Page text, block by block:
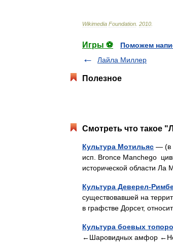
Wikimedia Foundation 2010
Игры ⚽
Поможем
Лайла Миллер
Полезное
Смотреть что такое
Культура Мотильяс — (в
исп. Bronce Manchego
исторической области
Культура Деверел-
существовавшей на
в графстве Дорсет,
Культура боевых
←Шаровидных амфор